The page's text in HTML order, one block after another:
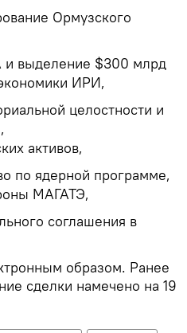
Ормузского
выделение $300 млрд
ИРИ,
целостности и
активов,
по ядерной программе,
МАГАТЭ,
соглашения в
образом. Ранее
сделки намечено на 19